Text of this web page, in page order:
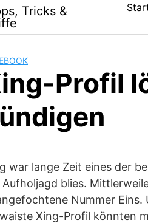
Tricks &
Profil
war lange Zeit eines der
Aufholjagd blies.
Nummer
Xing-Profil könnten